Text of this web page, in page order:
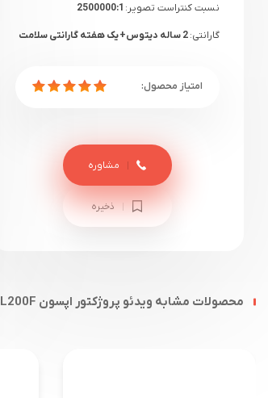
نسبت کنتراست تصویر:
گارانتی:2 ساله دیتوس+ یک هفته گارانتی سلامت
ذخیره
مشاوره
محصولات مشابه ویدئو پروژکتور اپسون EPSON EB-L200F